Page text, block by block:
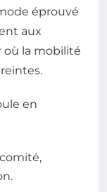
éprouvé
aux
où la mobilité
en